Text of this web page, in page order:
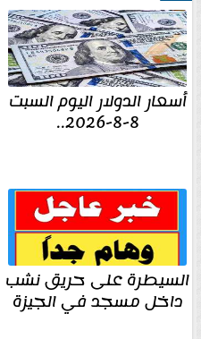
أسعار الدولار اليوم السبت
8-8-2026..
السيطرة على حريق نشب
داخل مسجد في الجيزة